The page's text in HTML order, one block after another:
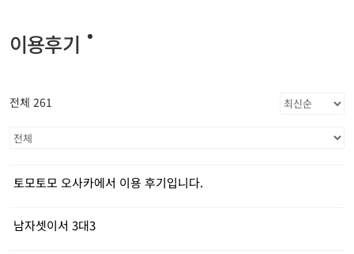
이용후기
전체 261
토모토모 오사카에서 이용 후기입니다.
남자셋이서 3대3